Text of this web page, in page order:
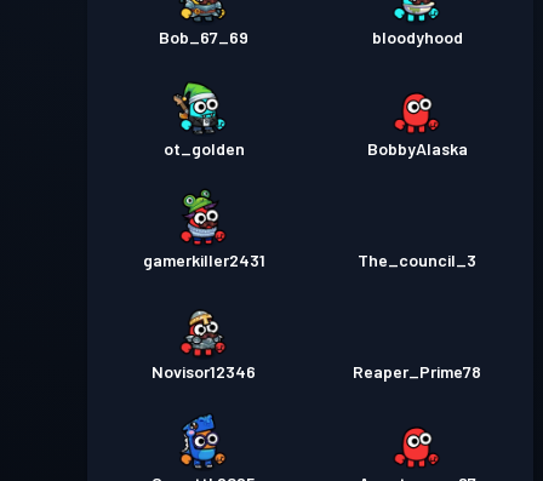
Bob_67_69 bloodyhood
ot_golden BobbyAlaska
gamerkiller2431 The_council_3
Novisor12346 Reaper_Prime78